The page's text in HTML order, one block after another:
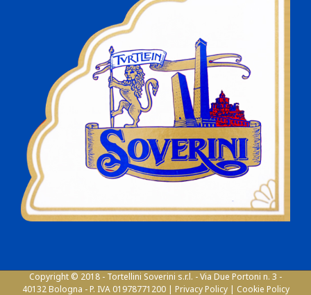
Copyright © 2018 - Tortellini Soverini s.r.l. - Via Due Portoni n. 3 -
40132 Bologna - P. IVA 01978771200 | Privacy Policy| Cookie Policy